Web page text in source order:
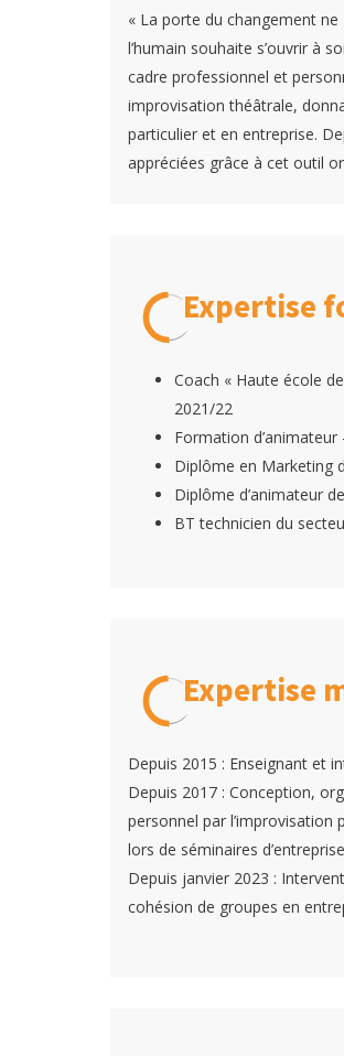
« La porte du changement ne
l’humain souhaite s’ouvrir à
cadre professionnel et
improvisation théâtrale,
particulier et en entreprise.
appréciées grâce à cet outil
Expertise
Coach « Haute école
2021/22
Formation
Diplôme en Marketing
Diplôme d’animateur
BT technicien du
Expertise
Depuis 2015 : Enseignant et
Depuis 2017 : Conception,
personnel par
lors de séminaires
Depuis janvier 2023 :
cohésion de groupes en